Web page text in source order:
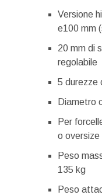
Versione
e100 mm
20 mm di
regolabile
5 durezze
Diametro
Per
o oversize
Peso
135 kg
Peso